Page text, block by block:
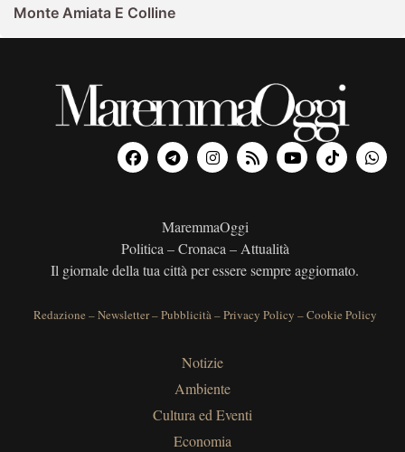
Monte Amiata E Colline
MaremmaOggi
Politica – Cronaca – Attualità
Il giornale della tua città per essere sempre aggiornato.
Redazione –Newsletter–Pubblicità–Privacy Policy –Cookie Policy
Notizie
Ambiente
Cultura ed Eventi
Economia